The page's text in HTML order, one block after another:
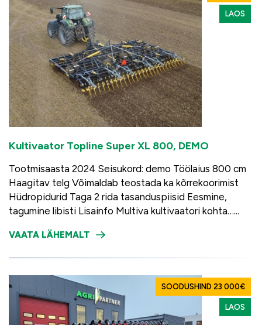
LAOS
Kultivaator Topline Super XL 800, DEMO
Tootmisaasta 2024 Seisukord: demo Töölaius 800 cm
Haagitav telg Võimaldab teostada ka kõrrekoorimist
Hüdropidurid Taga 2 rida tasanduspiisid Eesmine,
tagumine libisti Lisainfo Multiva kultivaatori kohta…...
VAATA LÄHEMALT
SOODUSHIND 23 000€
LAOS